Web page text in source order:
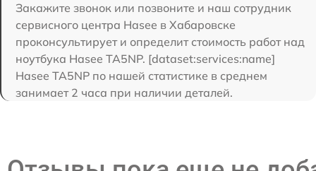
Закажите звонок или позвоните и наш сотрудник
сервисного центра Hasee в Хабаровске
проконсультирует и определит стоимость работ над
ноутбука Hasee TA5NP. [dataset:services:name]
Hasee TA5NP по нашей статистике в среднем
занимает 2 часа при наличии деталей.